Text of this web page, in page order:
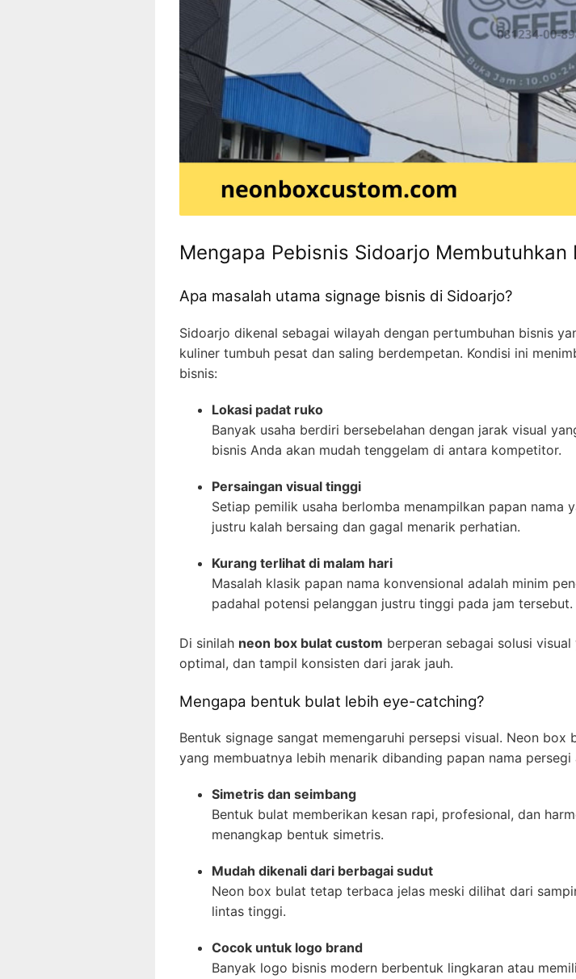
Mengapa Pebisnis Sidoarjo Membutuhkan
Apa masalah utama signage bisnis di Sidoarjo?
Sidoarjo dikenal sebagai wilayah dengan pertumbuhan bisnis
kuliner tumbuh pesat dan saling berdempetan. Kondisi ini
bisnis:
Lokasi padat ruko
Banyak usaha berdiri bersebelahan dengan jarak visual
bisnis Anda akan mudah tenggelam di antara kompetitor.
Persaingan visual tinggi
Setiap pemilik usaha berlomba menampilkan papan nama
justru kalah bersaing dan gagal menarik perhatian.
Kurang terlihat di malam hari
Masalah klasik papan nama konvensional adalah minim
padahal potensi pelanggan justru tinggi pada jam tersebut.
Di sinilah neon box bulat custom berperan sebagai solusi
optimal, dan tampil konsisten dari jarak jauh.
Mengapa bentuk bulat lebih eye-catching?
Bentuk signage sangat memengaruhi persepsi visual. Neon
yang membuatnya lebih menarik dibanding papan nama persegi
Simetris dan seimbang
Bentuk bulat memberikan kesan rapi, profesional, dan
menangkap bentuk simetris.
Mudah dikenali dari berbagai sudut
Neon box bulat tetap terbaca jelas meski dilihat dari
lintas tinggi.
Cocok untuk logo brand
Banyak logo bisnis modern berbentuk lingkaran atau